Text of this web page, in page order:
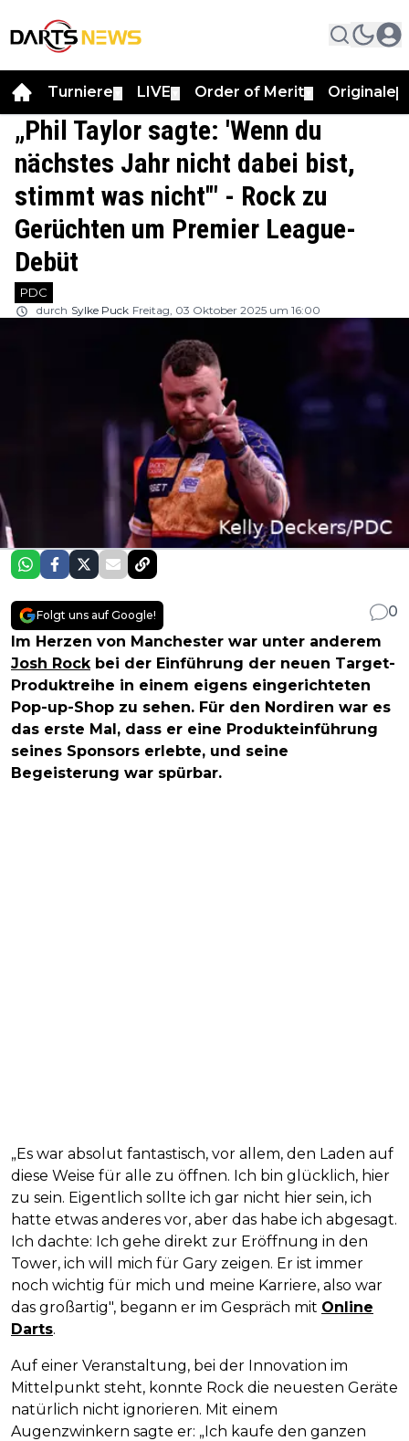
Turniere LIVE Order of Merit Originale
„Phil Taylor sagte: 'Wenn du
nächstes Jahr nicht dabei bist,
stimmt was nicht'" - Rock zu
Gerüchten um Premier League-
Debüt
PDC
durch Sylke Puck Freitag, 03 Oktober 2025 um 16:00
Folgt uns auf Google!
0
Im Herzen von Manchester war unter anderem
Josh Rock bei der Einführung der neuen Target-
Produktreihe in einem eigens eingerichteten
Pop-up-Shop zu sehen. Für den Nordiren war es
das erste Mal, dass er eine Produkteinführung
seines Sponsors erlebte, und seine
Begeisterung war spürbar.
„Es war absolut fantastisch, vor allem, den Laden auf
diese Weise für alle zu öffnen. Ich bin glücklich, hier
zu sein. Eigentlich sollte ich gar nicht hier sein, ich
hatte etwas anderes vor, aber das habe ich abgesagt.
Ich dachte: Ich gehe direkt zur Eröffnung in den
Tower, ich will mich für Gary zeigen. Er ist immer
noch wichtig für mich und meine Karriere, also war
das großartig", begann er im Gespräch mit Online
Darts.
Auf einer Veranstaltung, bei der Innovation im
Mittelpunkt steht, konnte Rock die neuesten Geräte
natürlich nicht ignorieren. Mit einem
Augenzwinkern sagte er: „Ich kaufe den ganzen